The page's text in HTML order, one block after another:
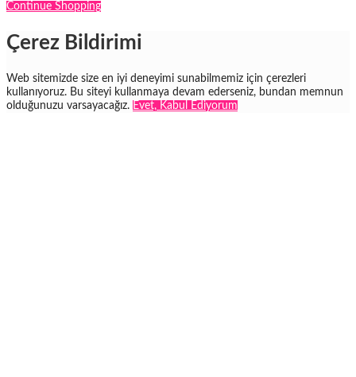
Continue Shopping
Çerez Bildirimi
Web sitemizde size en iyi deneyimi sunabilmemiz için çerezleri
kullanıyoruz. Bu siteyi kullanmaya devam ederseniz, bundan memnun
olduğunuzu varsayacağız. Evet, Kabul Ediyorum